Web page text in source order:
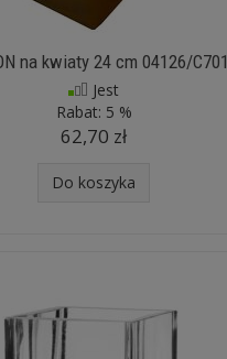
na kwiaty 24 cm 04126/C701
Jest
Rabat: 5 %
62,70 zł
Do koszyka